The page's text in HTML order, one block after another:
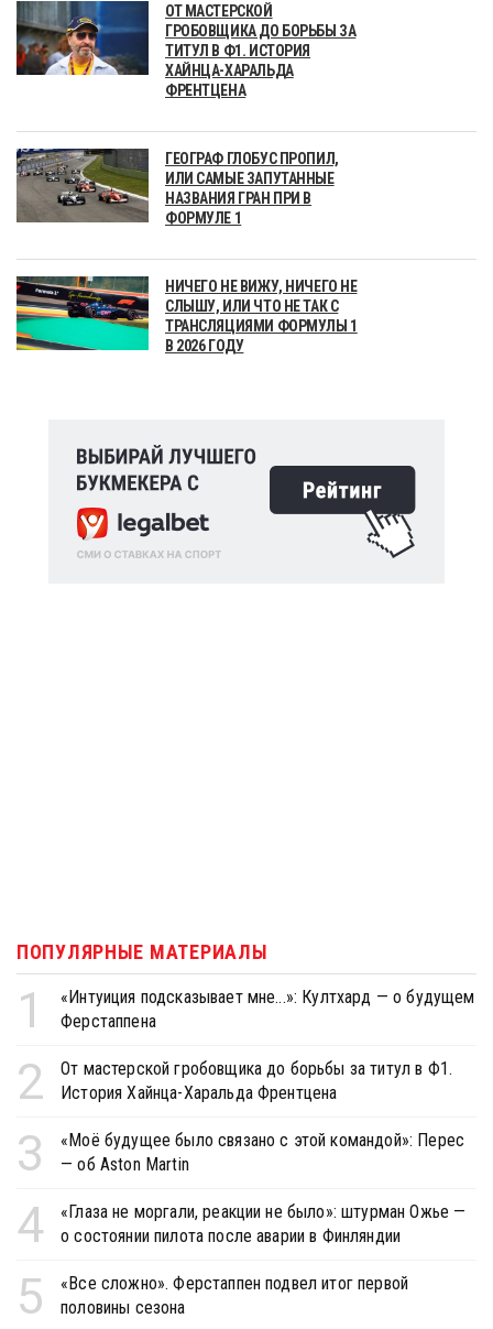
ОТ МАСТЕРСКОЙ
ГРОБОВЩИКА ДО БОРЬБЫ ЗА
ТИТУЛ В Ф1. ИСТОРИЯ
ХАЙНЦА-ХАРАЛЬДА
ФРЕНТЦЕНА
ГЕОГРАФ ГЛОБУС ПРОПИЛ,
ИЛИ САМЫЕ ЗАПУТАННЫЕ
НАЗВАНИЯ ГРАН ПРИ В
ФОРМУЛЕ 1
НИЧЕГО НЕ ВИЖУ, НИЧЕГО НЕ
СЛЫШУ, ИЛИ ЧТО НЕ ТАК С
ТРАНСЛЯЦИЯМИ ФОРМУЛЫ 1
В 2026 ГОДУ
ПОПУЛЯРНЫЕ МАТЕРИАЛЫ
1
«Интуиция подсказывает мне...»: Култхард — о будущем
Ферстаппена
2
От мастерской гробовщика до борьбы за титул в Ф1.
История Хайнца-Харальда Френтцена
3
«Моё будущее было связано с этой командой»: Перес
— об Aston Martin
4
«Глаза не моргали, реакции не было»: штурман Ожье —
о состоянии пилота после аварии в Финляндии
5
«Все сложно». Ферстаппен подвел итог первой
половины сезона